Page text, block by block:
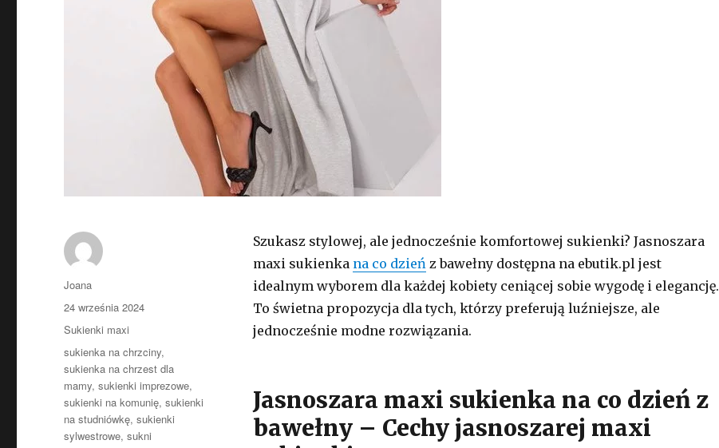
Szukasz stylowej, ale jednocześnie komfortowej sukienki? Jasnoszara
maxi sukienka na co dzieńz bawełny dostępna na ebutik.pl jest
idealnym wyborem dla każdej kobiety ceniącej sobie wygodę i elegancję.
To świetna propozycja dla tych, którzy preferują luźniejsze, ale
jednocześnie modne rozwiązania.
Jasnoszara maxi sukienka na co dzień z
bawełny – Cechy jasnoszarej maxi
Autor
Joana
Opublikowano
24 września 2024
Kategorie
Sukienki maxi
Tagi
sukienka na chrzciny,
sukienka na chrzest dla
mamy,sukienki imprezowe,
sukienki na komunię,sukienki
na studniówkę,sukienki
sylwestrowe,sukni